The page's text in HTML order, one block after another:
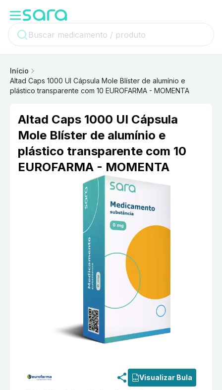
Início
Altad Caps 1000 UI Cápsula Mole Blíster de alumínio e
plástico transparente com 10 EUROFARMA - MOMENTA
Altad Caps 1000 UI Cápsula
Mole Blíster de alumínio e
plástico transparente com 10
EUROFARMA - MOMENTA
Visualizar Bula